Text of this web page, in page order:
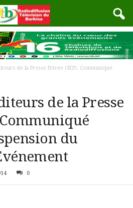
de la Presse Privée (SEP): Communiqué
de la Presse
du
0